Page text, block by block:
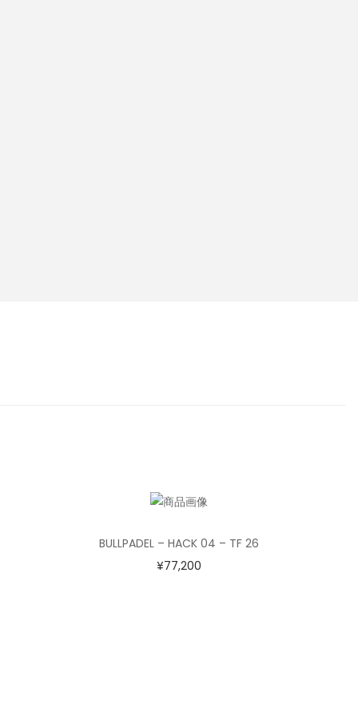
BULLPADEL – HACK 04 – TF 26
¥77,200